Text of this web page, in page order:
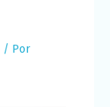
/ Por